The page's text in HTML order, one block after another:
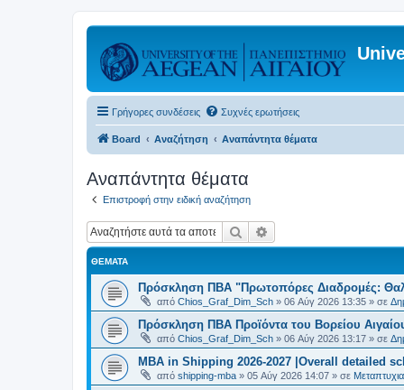
Γρήγορες συνδέσεις Συχνές ερωτήσεις
Board Αναζήτηση Αναπάντητα θέματα
Αναπάντητα θέματα
Επιστροφή στην ειδική αναζήτηση
Αναζήτηση
ΘΈΜΑΤΑ
Πρόσκληση ΠΒΑ "Πρωτοπόρες Διαδρομές:
από Chios_Graf_Dim_Sch » 06 Αύγ 2026 13:35 » σε
Πρόσκληση ΠΒΑ Προϊόντα του Βορείου
από Chios_Graf_Dim_Sch » 06 Αύγ 2026 13:17 » σε
MBA in Shipping 2026-2027 |Overall detailed
από shipping-mba » 05 Αύγ 2026 14:07 » σε